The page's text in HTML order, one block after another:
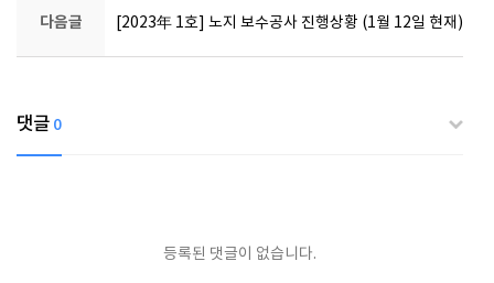
다음글 [2023年 1호] 노지 보수공사 진행상황 (1월 12일 현재)
댓글 0
등록된 댓글이 없습니다.